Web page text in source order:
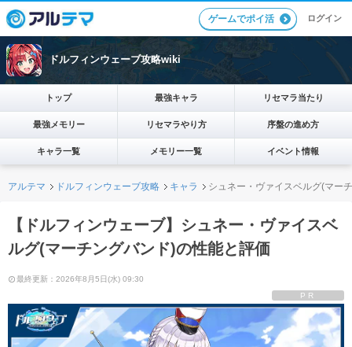
ゲームでポイ活 ログイン
ドルフィンウェーブ攻略wiki
トップ 最強キャラ リセマラ当たり
最強メモリー リセマラやり方 序盤の進め方
キャラ一覧 メモリー一覧 イベント情報
アルテマ ドルフィンウェーブ攻略 キャラ シュネー・ヴァイスベルグ(マー
【ドルフィンウェーブ】シュネー・ヴァイスベ
ルグ(マーチングバンド)の性能と評価
最終更新：2026年8月5日(水) 09:30
PR